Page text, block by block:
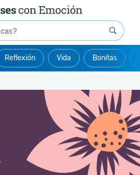
Reflexión Vida Bonitas